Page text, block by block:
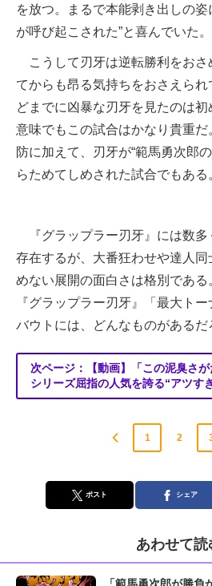
を放つ。まるで本能剥き出しの姿
が呼び起こされた”と喜んでいた。
こうして刃牙は逆転勝利をおさ
てからも昂る気持ちをおさえら
どまでに凶暴な刃牙を見たのは初
意味でもこの試合はかなり貴重
防に加えて、刃牙が“範馬勇次郎
らためてしめされた試合でもある
『グラップラー刃牙』には数多
存在するが、大番狂わせや達人
めない展開の面白さは格別であ
『グラップラー刃牙』「最大ト
バウトには、どんなものがあるだ
次ページ：【動画】「この泥臭さが
シリーズ屈指の人気を誇る“アツす
1 2
ポスト シェア
あわせて読